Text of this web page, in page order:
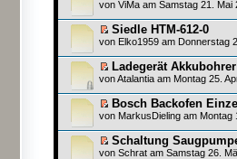
von ViMa am Samstag 21. Mai
Siedle HTM-612-0
von Elko1959 am Donnerstag
Ladegerät Akkubohrer
vonAtalantia am Montag 25.
Bosch Backofen
von MarkusDieling am Montag
Schaltung
von Schrat am Samstag 26.